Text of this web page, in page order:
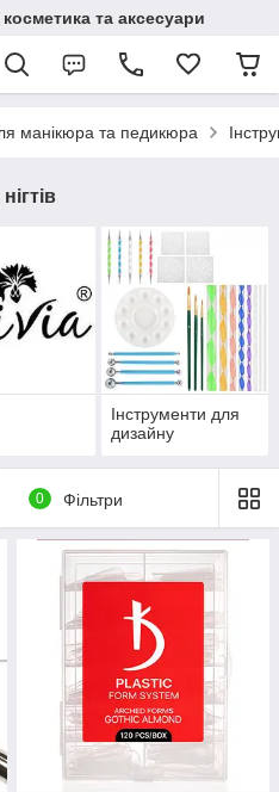
та аксесуари
манікюра та педикюра
Інструменти для
дизайну
0 Фільтри